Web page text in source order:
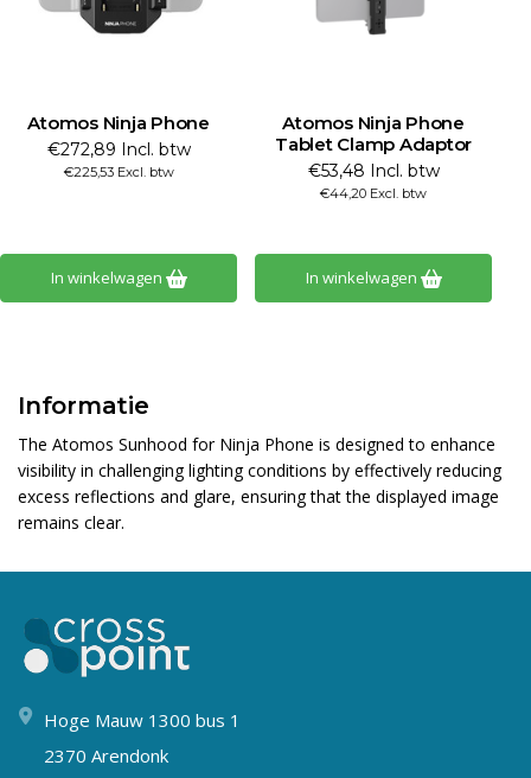
Atomos Ninja Phone
€272,89 Incl. btw
€225,53 Excl. btw
In winkelwagen
Atomos Ninja Phone
Tablet Clamp Adaptor
€53,48 Incl. btw
€44,20 Excl. btw
In winkelwagen
Informatie
The Atomos Sunhood for Ninja Phone is designed to enhance
visibility in challenging lighting conditions by effectively reducing
excess reflections and glare, ensuring that the displayed image
remains clear.
Hoge Mauw 1300 bus 1
2370 Arendonk